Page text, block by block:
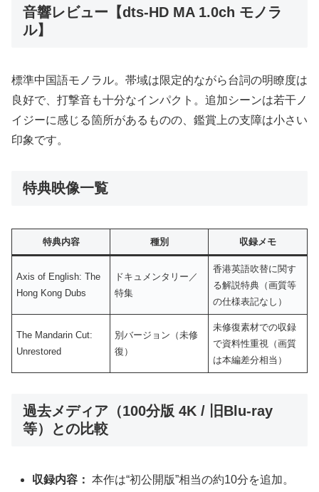
音響レビュー【dts-HD MA 1.0ch モノラ
ル】
標準中国語モノラル。帯域は限定的ながら台詞の明瞭度は
良好で、打撃音も十分なインパクト。追加シーンは若干ノ
イジーに感じる箇所があるものの、鑑賞上の支障は小さい
印象です。
特典映像一覧
特典内容 種別 収録メモ
Axis of English: The
Hong Kong Dubs
ドキュメンタリー／
特集
香港英語吹替に関す
る解説特典（画質等
の仕様表記なし）
The Mandarin Cut:
Unrestored
別バージョン（未修
復）
未修復素材での収録
で資料性重視（画質
は本編差分相当）
過去メディア（100分版 4K / 旧Blu-ray
等）との比較
収録内容： 本作は“初公開版”相当の約10分を追加。